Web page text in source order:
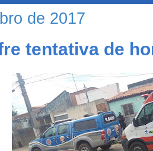
de 2017
tentativa de